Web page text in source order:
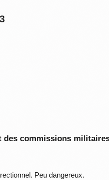
des commissions
Peu dangereux.